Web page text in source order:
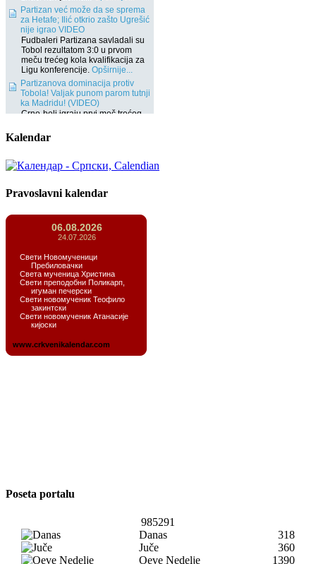
Kalendar
Pravoslavni kalendar
Poseta portalu
985291
Danas
318
Juče
360
Oeve Nedelje
1390